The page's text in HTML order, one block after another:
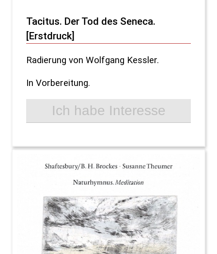
Tacitus. Der Tod des Seneca.
[Erstdruck]
Radierung von Wolfgang Kessler.
In Vorbereitung.